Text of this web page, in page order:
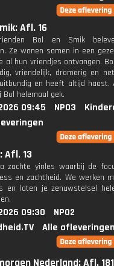
Afl. 16
Bol en Smik
Ze wonen samen in een
al hun vriendjes ontvangen.
vriendelijk, dromerig en
en heeft altijd haast.
Bol helemaal gek.
09:45 NPO3
Afl. 13
zachte yinles waarbij de
en zachtheid. We werken
en laten je zenuwstelsel
09:30
NPO2
Alle
Nederland: Afl. 181